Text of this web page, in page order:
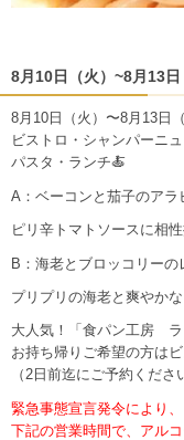
8月10日（火）~8月13
8月10日（火）〜8月13日（
ビストロ・シャンパーニュ
パスタ・ランチ🍝
A：ベーコンと茄子のアラ
ピリ辛トマトソースに相
B：海老とブロッコリーの
プリプリの海老と爽やか
大人気！「食パン工房 ラ
お持ち帰りご希望の方は
（2日前迄にご予約くださ
緊急事態宣言発令により、
下記の営業時間で、アル